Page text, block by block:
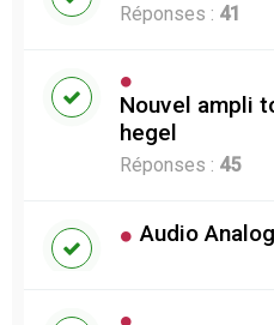
Réponses : 41
Nouvel ampli
hegel
Réponses : 45
Audio